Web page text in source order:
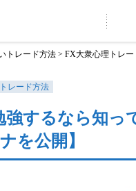
トレード方法 > FX大衆心理トレー
レード方法
強するなら知っ
を公開】